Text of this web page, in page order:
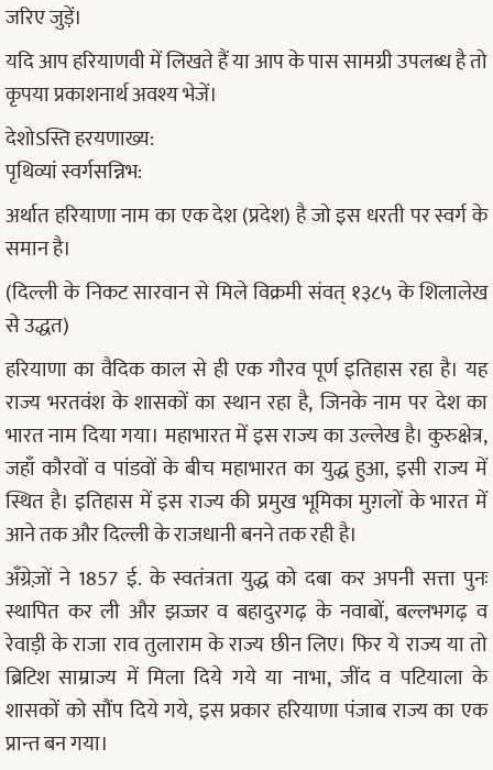
जरिए जुड़ें।
यदि आप हरियाणवी में लिखते हैं या आप के पास सामग्री उपलब्ध है तो
कृपया प्रकाशनार्थ अवश्य भेजें।
देशोऽस्ति हरयणाख्य:
पृथिव्यां स्वर्गसन्निभ:
अर्थात हरियाणा नाम का एक देश (प्रदेश) है जो इस धरती पर स्वर्ग के
समान है।
(दिल्ली के निकट सारवान से मिले विक्रमी संवत् १३८५ के शिलालेख
से उद्धत)
हरियाणा का वैदिक काल से ही एक गौरव पूर्ण इतिहास रहा है। यह
राज्य भरतवंश के शासकों का स्थान रहा है, जिनके नाम पर देश का
भारत नाम दिया गया। महाभारत में इस राज्य का उल्लेख है। कुरुक्षेत्र,
जहाँ कौरवों व पांडवों के बीच महाभारत का युद्ध हुआ, इसी राज्य में
स्थित है। इतिहास में इस राज्य की प्रमुख भूमिका मुग़लों के भारत में
आने तक और दिल्ली के राजधानी बनने तक रही है।
अँग्रेज़ों ने 1857 ई. के स्वतंत्रता युद्ध को दबा कर अपनी सत्ता पुनः
स्थापित कर ली और झज्जर व बहादुरगढ़ के नवाबों, बल्लभगढ़ व
रेवाड़ी के राजा राव तुलाराम के राज्य छीन लिए। फिर ये राज्य या तो
ब्रिटिश साम्राज्य में मिला दिये गये या नाभा, जींद व पटियाला के
शासकों को सौंप दिये गये, इस प्रकार हरियाणा पंजाब राज्य का एक
प्रान्त बन गया।